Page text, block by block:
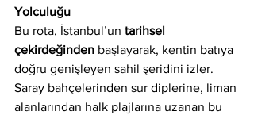
Yolculuğu
Bu rota, İstanbul’un tarihsel
çekirdeğinden başlayarak, kentin batıya
doğru genişleyen sahil şeridini izler.
Saray bahçelerinden sur diplerine, liman
alanlarından halk plajlarına uzanan bu